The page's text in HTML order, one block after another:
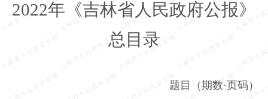
2022年《吉林省人民政府公报》
总目录
题目（期数·页码）